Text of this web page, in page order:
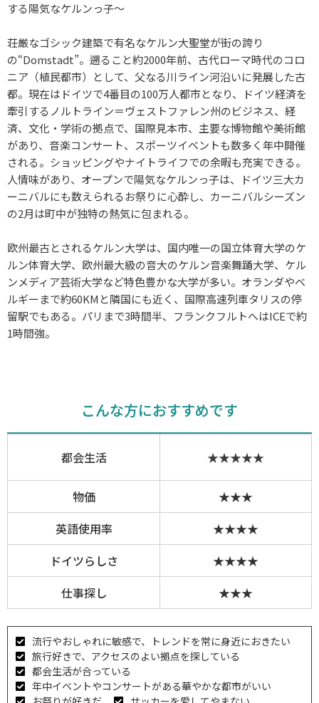
する陽気なケルンっ子〜
荘厳なゴシック建築で有名なケルン大聖堂が街の誇り
の“Domstadt”。遡ること約2000年前、古代ローマ時代のコロ
ニア（植民都市）として、父なる川ライン河沿いに発展した古
都。現在はドイツで4番目の100万人都市となり、ドイツ経済を
牽引するノルトライン＝ヴェストファレン州のビジネス、経
済、文化・学術の拠点で、国際見本市、主要な博物館や美術館
があり、音楽コンサート、スポーツイベントも数多く年中開催
される。ショッピングやナイトライフでの余暇も充実できる。
人情味があり、オープンで陽気なケルンっ子は、ドイツ三大カ
ーニバルにも数えられるお祭りに心酔し、カーニバルシーズン
の2月は町中が独特の熱気に包まれる。
欧州最古とされるケルン大学は、国内唯一の国立体育大学のケ
ルン体育大学、欧州最大級の音大のケルン音楽舞踊大学、ケル
ンメディア芸術大学など特色豊かな大学が多い。オランダやベ
ルギーまで約60KMと隣国にも近く、国際高速列車タリスの停
留駅でもある。パリまで3時間半、フランクフルトへはICEで約
1時間強。
こんな方におすすめです
都会生活 ★★★★★
物価
★★★
英語使用率
★★★★
ドイツらしさ
★★★★
仕事探し
★★★
流行やおしゃれに敏感で、トレンドを常に身近におきたい
旅行好きで、アクセスのよい拠点を探している
都会生活が合っている
年中イベントやコンサートがある華やかな都市がいい